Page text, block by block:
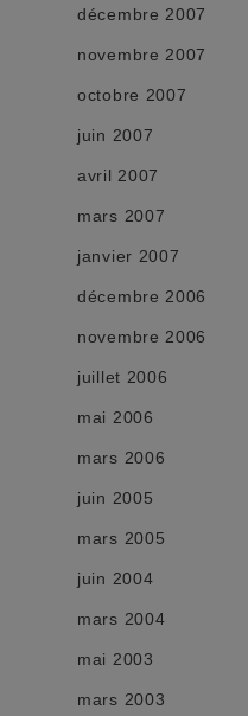
décembre 2007
novembre 2007
octobre 2007
juin 2007
avril 2007
mars 2007
janvier 2007
décembre 2006
novembre 2006
juillet 2006
mai 2006
mars 2006
juin 2005
mars 2005
juin 2004
mars 2004
mai 2003
mars 2003